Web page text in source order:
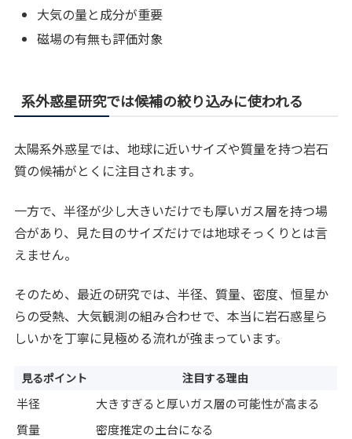
大気の量と成分が重要
磁場の有無も評価対象
系外惑星研究では候補の絞り込みに使われる
太陽系外惑星では、地球に近いサイズや質量を持つ岩石
質の候補がとくに注目されます。
一方で、半径が少し大きいだけでも厚いガス層を持つ場
合があり、見た目のサイズだけでは地球そっくりとは言
えません。
そのため、最近の研究では、半径、質量、密度、恒星か
らの受熱、大気観測の組み合わせで、本当に岩石惑星ら
しいかを丁寧に見極める流れが強まっています。
見るポイント 注目する理由
半径
大きすぎると厚いガス層の可能性が高まる
質量
密度推定の土台になる